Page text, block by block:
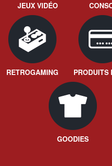
JEUX VIDÉO
RETROGAMING PRODUITS
GOODIES